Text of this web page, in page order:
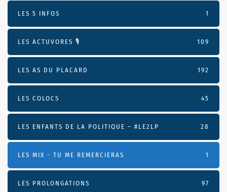
LES 5 INFOS 1
LES ACTUVORES 🎙 109
LES AS DU PLACARD 192
LES COLOCS 45
LES ENFANTS DE LA POLITIQUE – #LE2LP 28
LES MIX - TU ME REMERCIERAS 1
LES PROLONGATIONS 97